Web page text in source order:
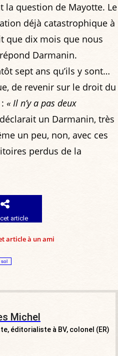
la question de Mayotte. Le
déjà catastrophique à
que dix mois que nous
Darmanin.
sept ans qu’ils y sont…
de revenir sur le droit du
« Il n’y a pas deux
un Darmanin, très
un peu, non, avec ces
perdus de la
article
article à un ami
Michel
éditorialiste à BV, colonel (ER)